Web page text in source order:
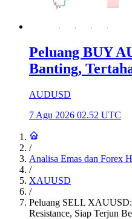
Peluang BUY
Banting,
AUDUSD
7 Agu 2026 02.52 UTC
/
Analisa Emas dan Forex
/
XAUUSD
/
Peluang SELL
Resistance, Siap Terjun